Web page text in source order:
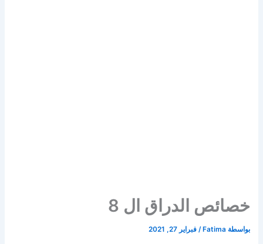
خصائص الدراق ال 8
بواسطة Fatima
/فبراير 27, 2021